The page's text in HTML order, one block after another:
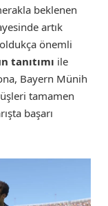
beklenen
artık
önemli
tanıtımı ile
Bayern Münih
tamamen
başarı